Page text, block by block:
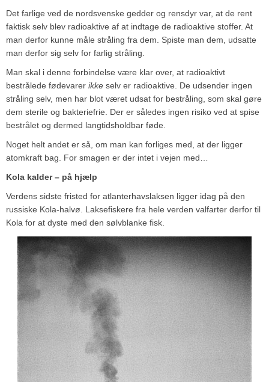
Det farlige ved de nordsvenske gedder og rensdyr var, at de rent
faktisk selv blev radioaktive af at indtage de radioaktive stoffer. At
man derfor kunne måle stråling fra dem. Spiste man dem, udsatte
man derfor sig selv for farlig stråling.
Man skal i denne forbindelse være klar over, at radioaktivt
bestrålede fødevarer ikke selv er radioaktive. De udsender ingen
stråling selv, men har blot været udsat for bestråling, som skal gøre
dem sterile og bakteriefrie. Der er således ingen risiko ved at spise
bestrålet og dermed langtidsholdbar føde.
Noget helt andet er så, om man kan forliges med, at der ligger
atomkraft bag. For smagen er der intet i vejen med…
Kola kalder – på hjælp
Verdens sidste fristed for atlanterhavslaksen ligger idag på den
russiske Kola-halvø. Laksefiskere fra hele verden valfarter derfor til
Kola for at dyste med den sølvblanke fisk.